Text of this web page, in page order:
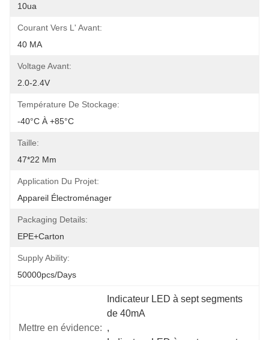
10ua
Courant Vers L' Avant:
40 MA
Voltage Avant:
2.0-2.4V
Température De Stockage:
-40°C À +85°C
Taille:
47*22 Mm
Application Du Projet:
Appareil Électroménager
Packaging Details:
EPE+Carton
Supply Ability:
50000pcs/days
Mettre en évidence:
Indicateur LED à sept segments
de 40mA
,